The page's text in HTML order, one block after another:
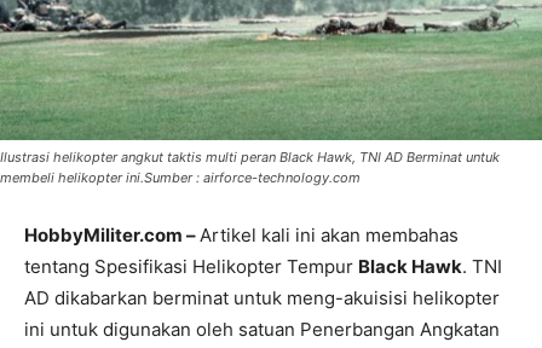
Ilustrasi helikopter angkut taktis multi peran Black Hawk, TNI AD Berminat untuk
membeli helikopter ini.Sumber : airforce-technology.com
HobbyMiliter.com –Artikel kali ini akan membahas
tentang Spesifikasi Helikopter Tempur Black Hawk. TNI
AD dikabarkan berminat untuk meng-akuisisi helikopter
ini untuk digunakan oleh satuan Penerbangan Angkatan